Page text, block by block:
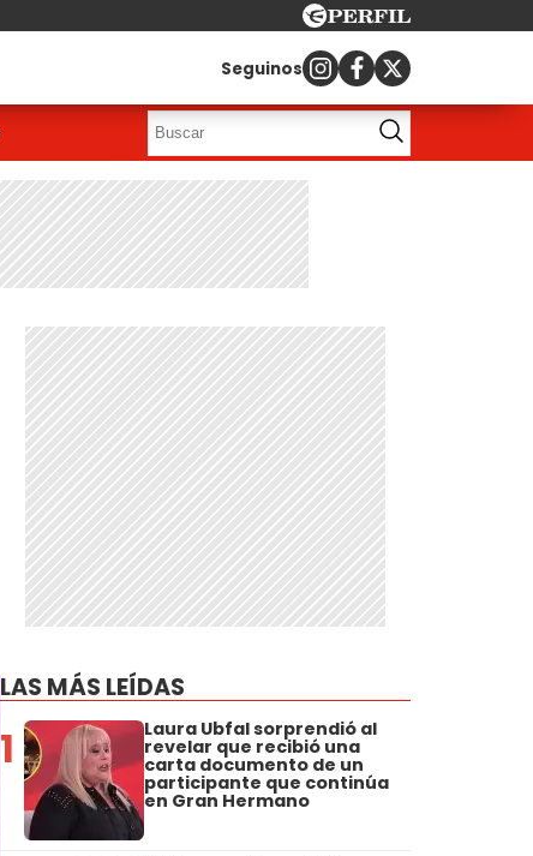
Seguinos
LAS MÁS LEÍDAS
1 Laura Ubfal sorprendió al
revelar que recibió una
carta documento de un
participante que continúa
en Gran Hermano